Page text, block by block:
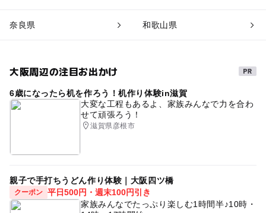
奈良県 和歌山県
大阪周辺の注目お出かけ
6歳になったら机を作ろう！机作り体験in滋賀
大変な工程もあるよ、家族みんなで力を合わ
せて頑張ろう！
滋賀県彦根市
親子で手打ちうどん作り体験｜大阪四ツ橋
クーポン 平日500円・週末100円引き
家族みんなでたっぷり楽しむ1時間半♪10時・